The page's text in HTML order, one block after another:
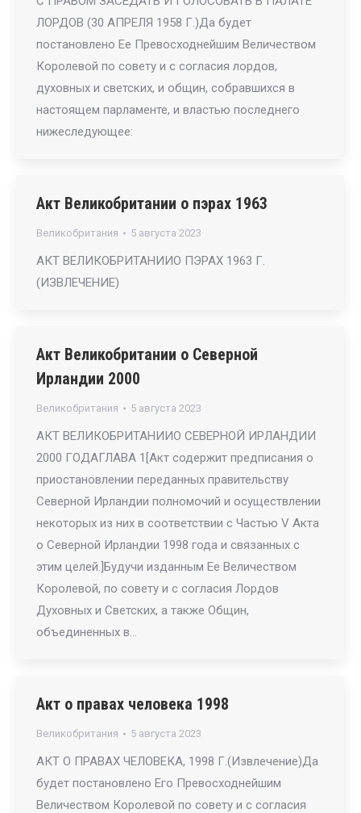
ЛОРДОВ (30 АПРЕЛЯ 1958 Г.)Да будет
постановлено Ее Превосходнейшим Величеством
Королевой по совету и с согласия лордов,
духовных и светских, и общин, собравшихся в
настоящем парламенте, и властью последнего
нижеследующее:
Акт Великобритании о пэрах 1963
Великобритания 5 августа 2023
АКТ ВЕЛИКОБРИТАНИИО ПЭРАХ 1963 Г.
(ИЗВЛЕЧЕНИЕ)
Акт Великобритании о Северной
Ирландии 2000
Великобритания 5 августа 2023
АКТ ВЕЛИКОБРИТАНИИО СЕВЕРНОЙ ИРЛАНДИИ
2000 ГОДАГЛАВА 1[Акт содержит предписания о
приостановлении переданных правительству
Северной Ирландии полномочий и осуществлении
некоторых из них в соответствии с Частью V Акта
о Северной Ирландии 1998 года и связанных с
этим целей.]Будучи изданным Ее Величеством
Королевой, по совету и с согласия Лордов
Духовных и Светских, а также Общин,
объединенных в…
Акт о правах человека 1998
Великобритания 5 августа 2023
АКТ О ПРАВАХ ЧЕЛОВЕКА, 1998 Г.(Извлечение)Да
будет постановлено Его Превосходнейшим
Величеством Королевой по совету и с согласия